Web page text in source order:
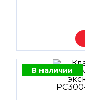
В наличии